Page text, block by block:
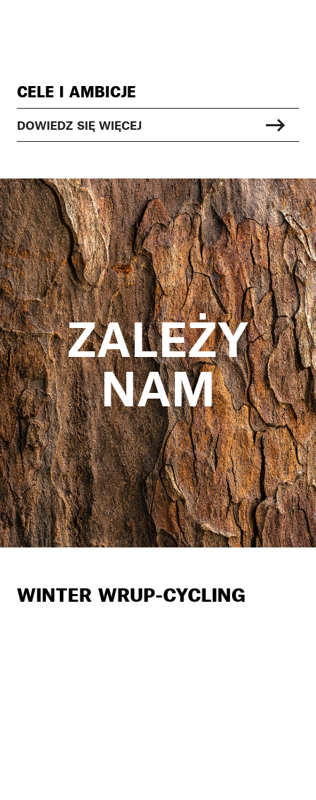
CELE I AMBICJE
DOWIEDZ SIĘ WIĘCEJ
ZALEŻY
NAM
WINTER WRUP-CYCLING